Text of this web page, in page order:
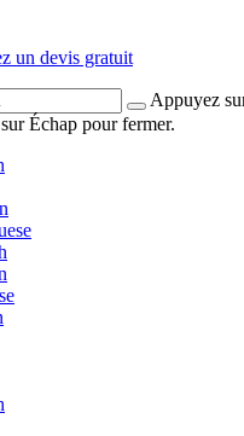
un devis gratuit
Appuyez
Échap pour fermer.